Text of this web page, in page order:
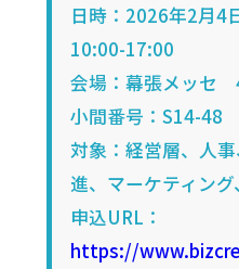
日時：2026年2月4
10:00-17:00
会場：幕張メッセ
小間番号：S14-48
対象：経営層、人
進、マーケティン
申込URL：
https://